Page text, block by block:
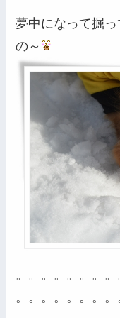
夢中になって掘
の～
。。。。。。。。
。。。。。。。。